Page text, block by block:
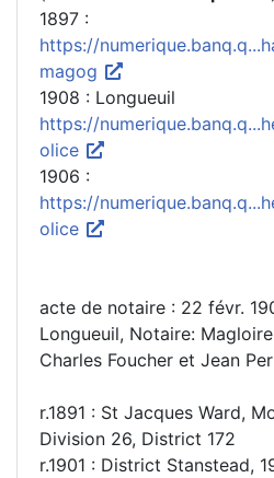
1897 :
https://
magog
1908 : Longueuil
https://
olice
1906 :
https://
olice
acte de notaire : 22 févr.
Longueuil, Notaire:
Charles Foucher et Jean
r.1891 : St Jacques Ward,
Division 26, District 172
r.1901 : District Stanstead,